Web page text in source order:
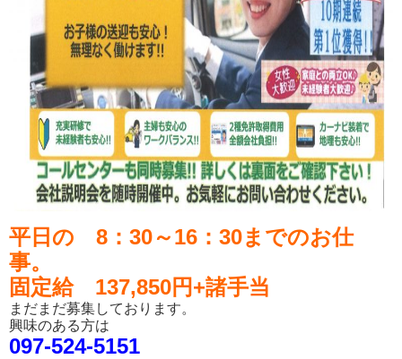
平日の 8：30～16：30までのお仕
事。
固定給 137,850円+諸手当
まだまだ募集しております。
興味のある方は
097-524-5151